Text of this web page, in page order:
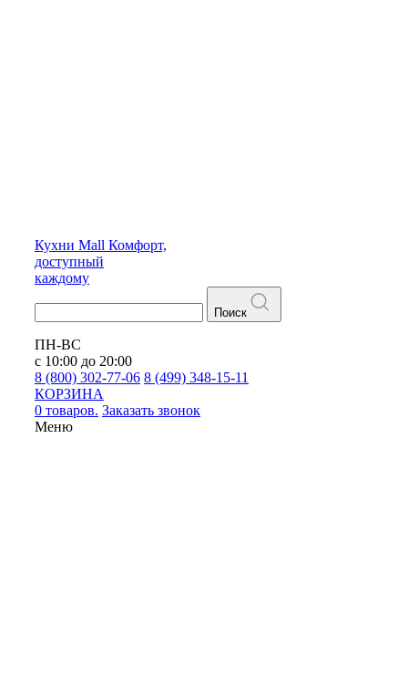
Кухни Mall Комфорт,
доступный
каждому
Поиск
ПН-ВС
с 10:00 до 20:00
8 (800) 302-77-06 8 (499) 348-15-11
КОРЗИНА
0 товаров. Заказать звонок
Меню